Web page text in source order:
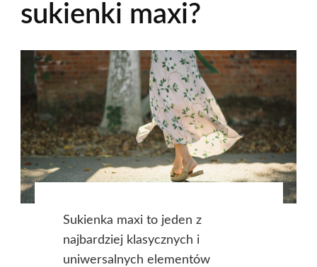
sukienki maxi?
Sukienka maxi to jeden z
najbardziej klasycznych i
uniwersalnych elementów